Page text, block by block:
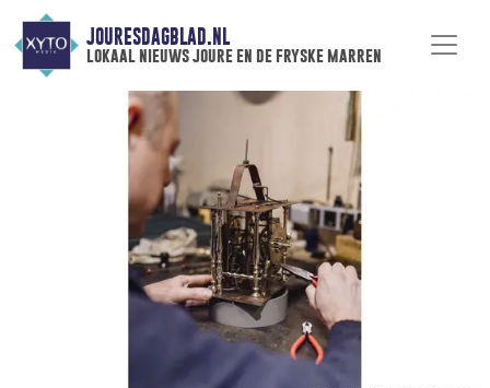
JOURESDAGBLAD.NL
lokaal nieuws joure en de fryske marren